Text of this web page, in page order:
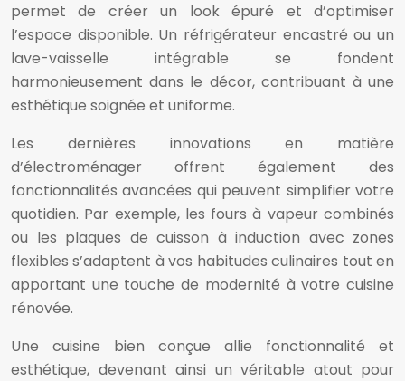
permet de créer un look épuré et d’optimiser
l’espace disponible. Un réfrigérateur encastré ou un
lave-vaisselle intégrable se fondent
harmonieusement dans le décor, contribuant à une
esthétique soignée et uniforme.
Les dernières innovations en matière
d’électroménager offrent également des
fonctionnalités avancées qui peuvent simplifier votre
quotidien. Par exemple, les fours à vapeur combinés
ou les plaques de cuisson à induction avec zones
flexibles s’adaptent à vos habitudes culinaires tout en
apportant une touche de modernité à votre cuisine
rénovée.
Une cuisine bien conçue allie fonctionnalité et
esthétique, devenant ainsi un véritable atout pour